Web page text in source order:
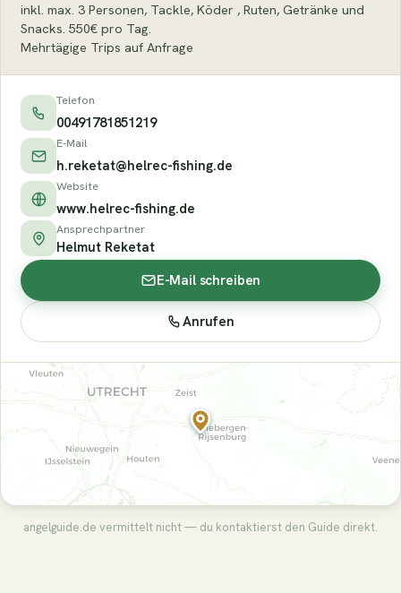
inkl. max. 3 Personen, Tackle, Köder , Ruten, Getränke und
Snacks. 550€ pro Tag.
Mehrtägige Trips auf Anfrage
Telefon
00491781851219
E-Mail
h.reketat@helrec-fishing.de
Website
www.helrec-fishing.de
Ansprechpartner
Helmut Reketat
E-Mail schreiben
Anrufen
angelguide.de vermittelt nicht — du kontaktierst den Guide direkt.